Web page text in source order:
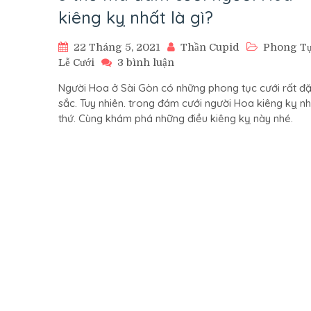
kiêng kỵ nhất là gì?
22 Tháng 5, 2021 Thần Cupid
Phong
Lễ Cưới
3 bình luận
thứ
mà
đám
Người Hoa ở Sài Gòn có những phong tục cưới rất
sắc. Tuy nhiên. trong đám cưới người Hoa kiêng kỵ
thứ. Cùng khám phá những điều kiêng kỵ này nhé.